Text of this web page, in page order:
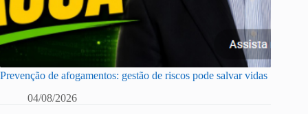
Prevenção de afogamentos: gestão de riscos pode salvar vidas
04/08/2026